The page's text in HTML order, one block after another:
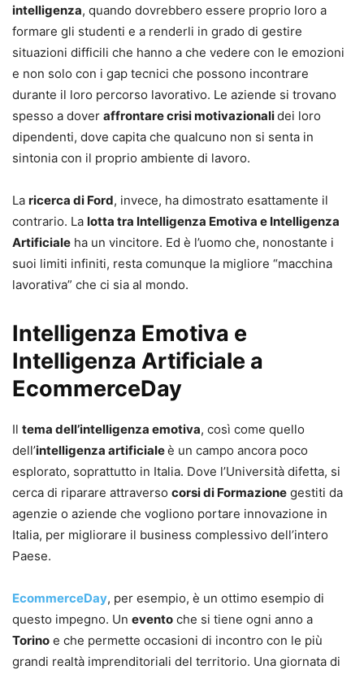
intelligenza, quando dovrebbero essere proprio loro a
formare gli studenti e a renderli in grado di gestire
situazioni difficili che hanno a che vedere con le emozioni
e non solo con i gap tecnici che possono incontrare
durante il loro percorso lavorativo. Le aziende si trovano
spesso a dover affrontare crisi motivazionalidei loro
dipendenti, dove capita che qualcuno non si senta in
sintonia con il proprio ambiente di lavoro.
La ricerca di Ford, invece, ha dimostrato esattamente il
contrario. La lotta tra Intelligenza Emotiva e Intelligenza
Artificiale ha un vincitore. Ed è l’uomo che, nonostante i
suoi limiti infiniti, resta comunque la migliore “macchina
lavorativa” che ci sia al mondo.
Intelligenza Emotiva e
Intelligenza Artificiale a
EcommerceDay
Il tema dell’intelligenza emotiva, così come quello
dell’intelligenza artificialeè un campo ancora poco
esplorato, soprattutto in Italia. Dove l’Università difetta, si
cerca di riparare attraverso corsi di Formazione gestiti da
agenzie o aziende che vogliono portare innovazione in
Italia, per migliorare il business complessivo dell’intero
Paese.
EcommerceDay, per esempio, è un ottimo esempio di
questo impegno. Un evento che si tiene ogni anno a
Torino e che permette occasioni di incontro con le più
grandi realtà imprenditoriali del territorio. Una giornata di